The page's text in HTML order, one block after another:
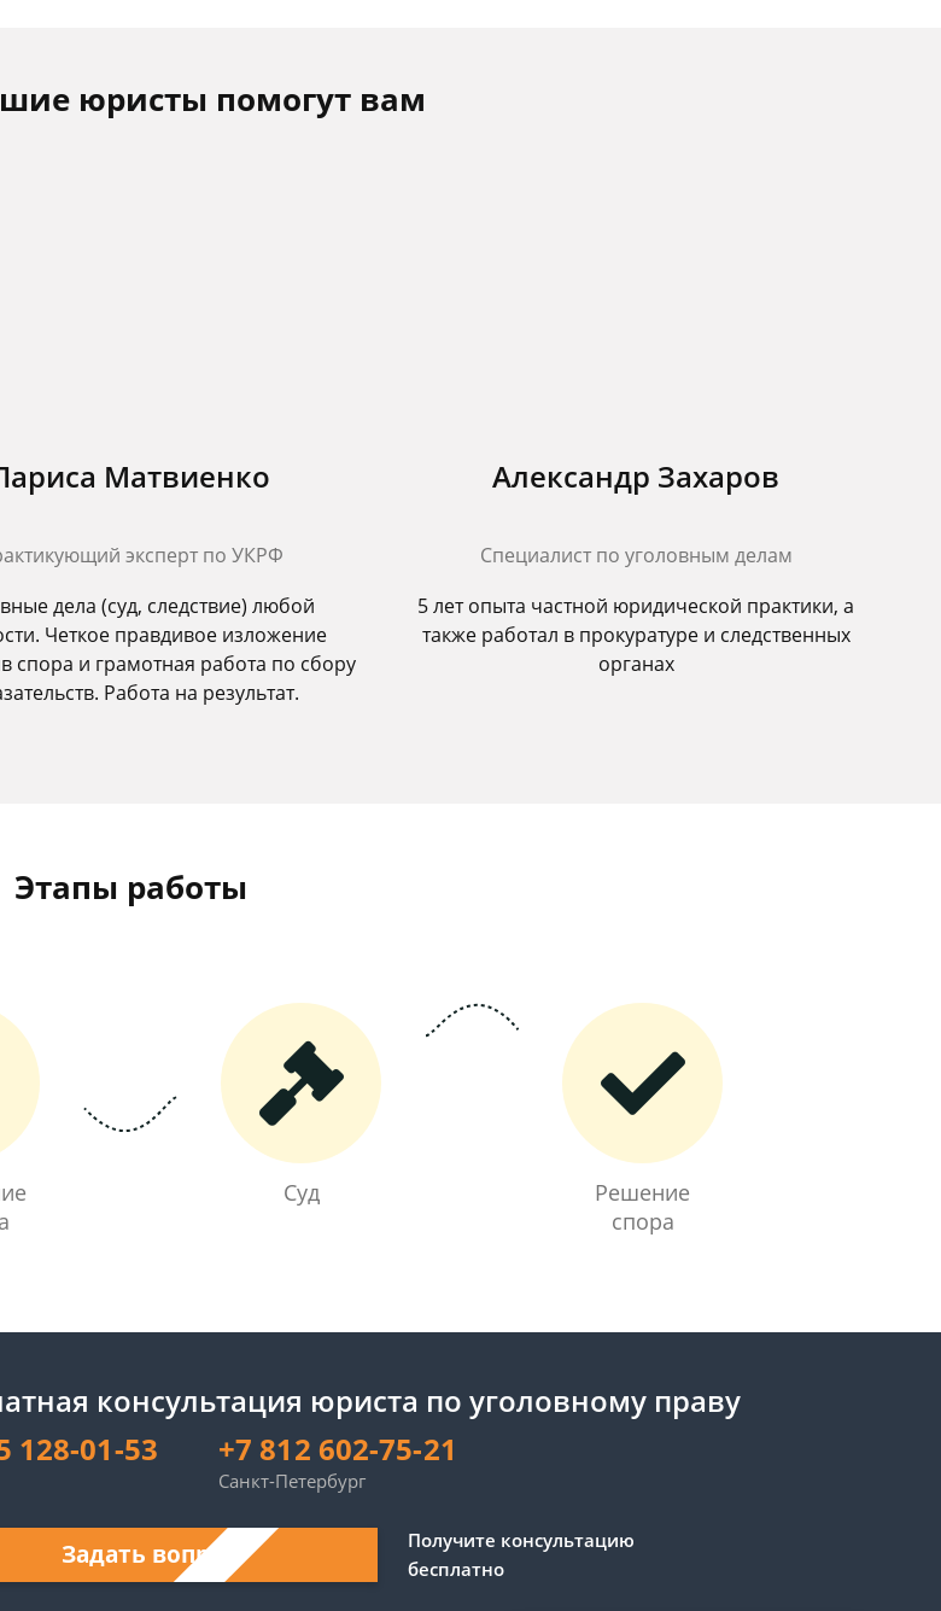
юристы помогут вам
Матвиенко
эксперт по УКРФ
дела (суд, следствие) любой
Четкое правдивое изложение
спора и грамотная работа по сбору
Работа на результат.
Александр Захаров
Специалист по уголовным делам
5 лет опыта частной юридической практики, а
также работал в прокуратуре и следственных
органах
Этапы работы
Суд
Решение
спора
консультация юриста по уголовному праву
128-01-53
+7 812 602-75-21
Санкт-Петербург
Задать вопрос
Получите консультацию
бесплатно